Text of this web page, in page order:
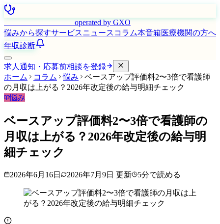
operated by GXO
悩みから探すサービスニュース コラム本音箱医療機関の方へ
年収診断
求人通知・応募前相談を登録
ホーム
コラム 悩み
ベースアップ評価料2〜3倍で看護師
の月収は上がる？2026年改定後の給与明細チェック
悩み
ベースアップ評価料2〜3倍で看護師の
月収は上がる？2026年改定後の給与明
細チェック
2026年6月16日 2026年7月9日 更新 5分で読める